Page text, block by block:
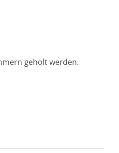
geholt werden.